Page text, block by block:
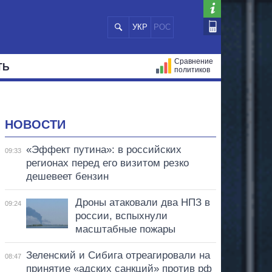
УКР РОС
Сравнение
политиков
НОВОСТИ
09:33
«Эффект путина»: в российских
регионах перед его визитом резко
дешевеет бензин
09:24
Дроны атаковали два НПЗ в
россии, вспыхнули
масштабные пожары
08:47
Зеленский и Сибига отреагировали на
принятие «адских санкций» против рф